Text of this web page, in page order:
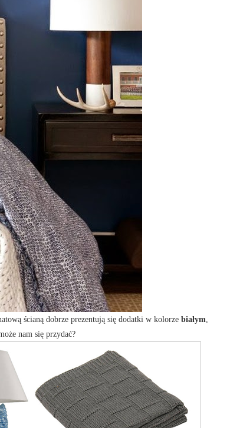
ścianą dobrze prezentują się dodatki w kolorze białym,
nam się przydać?